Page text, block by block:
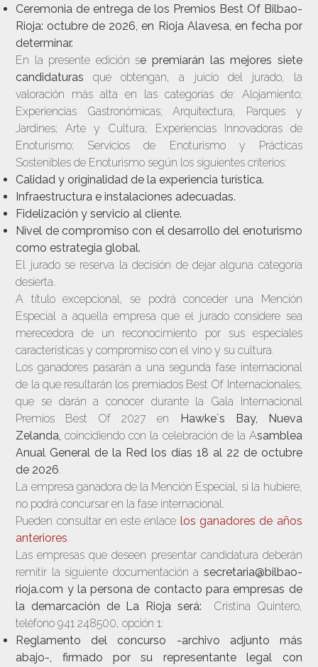
Ceremonia de entrega de los Premios Best Of Bilbao-
Rioja: octubre de 2026, en Rioja Alavesa, en fecha por
determinar.
En la presente edición se premiarán las mejores siete
candidaturas
que obtengan, a juicio del jurado, la
valoración más alta en las categorías de: Alojamiento;
Experiencias Gastronómicas; Arquitectura, Parques y
Jardines; Arte y Cultura; Experiencias Innovadoras de
Enoturismo; Servicios de Enoturismo y Prácticas
Sostenibles de Enoturismo según los siguientes criterios:
Calidad y originalidad de la experiencia turística.
Infraestructura e instalaciones adecuadas.
Fidelización y servicio al cliente.
Nivel de compromiso con el desarrollo del enoturismo
como estrategia global.
El jurado se reserva la decisión de dejar alguna categoría
desierta.
A título excepcional, se podrá conceder una Mención
Especial a aquella empresa que el jurado considere sea
merecedora de un reconocimiento por sus especiales
características y compromiso con el vino y su cultura.
Los ganadores pasarán a una segunda fase internacional
de la que resultarán los premiados Best Of Internacionales,
que se darán a conocer durante la Gala Internacional
Premios Best Of 2027 en Hawke´s Bay, Nueva
Zelanda,coincidiendo con la celebración de la Asamblea
Anual General de la Red los días 18 al 22 de octubre
de 2026.
La empresa ganadora de la Mención Especial, si la hubiere,
no podrá concursar en la fase internacional.
Pueden consultar en este enlace los ganadores de años
anteriores.
Las empresas que deseen presentar candidatura deberán
remitir la siguiente documentación a secretaria@bilbao-
rioja.com y la persona de contacto para empresas de
la demarcación de La Rioja será: Cristina Quintero,
teléfono 941 248500, opción 1:
Reglamento del concurso -archivo adjunto más
abajo-, firmado por su representante legal con